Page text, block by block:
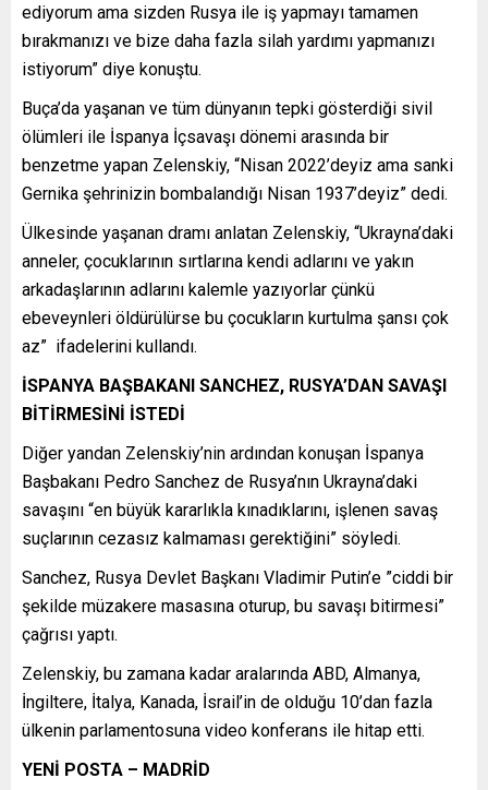
ediyorum ama sizden Rusya ile iş yapmayı tamamen
bırakmanızı ve bize daha fazla silah yardımı yapmanızı
istiyorum” diye konuştu.
Buça’da yaşanan ve tüm dünyanın tepki gösterdiği sivil
ölümleri ile İspanya İçsavaşı dönemi arasında bir
benzetme yapan Zelenskiy, “Nisan 2022’deyiz ama sanki
Gernika şehrinizin bombalandığı Nisan 1937’deyiz” dedi.
Ülkesinde yaşanan dramı anlatan Zelenskiy, “Ukrayna’daki
anneler, çocuklarının sırtlarına kendi adlarını ve yakın
arkadaşlarının adlarını kalemle yazıyorlar çünkü
ebeveynleri öldürülürse bu çocukların kurtulma şansı çok
az” ifadelerini kullandı.
İSPANYA BAŞBAKANI SANCHEZ, RUSYA’DAN SAVAŞI
BİTİRMESİNİ İSTEDİ
Diğer yandan Zelenskiy’nin ardından konuşan İspanya
Başbakanı Pedro Sanchez de Rusya’nın Ukrayna’daki
savaşını “en büyük kararlıkla kınadıklarını, işlenen savaş
suçlarının cezasız kalmaması gerektiğini” söyledi.
Sanchez, Rusya Devlet Başkanı Vladimir Putin’e ”ciddi bir
şekilde müzakere masasına oturup, bu savaşı bitirmesi”
çağrısı yaptı.
Zelenskiy, bu zamana kadar aralarında ABD, Almanya,
İngiltere, İtalya, Kanada, İsrail’in de olduğu 10’dan fazla
ülkenin parlamentosuna video konferans ile hitap etti.
YENİ POSTA – MADRİD